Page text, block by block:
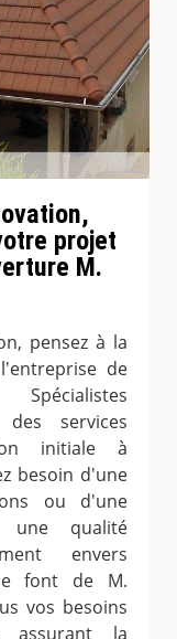
projet
M.
pensez à la
de
services
initiale à
besoin d'une
ou d'une
une qualité
envers
font de M.
vos besoins
assurant la